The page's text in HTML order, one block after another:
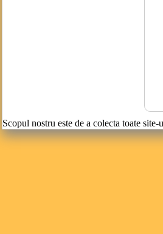
Scopul nostru este de a colecta toate site-